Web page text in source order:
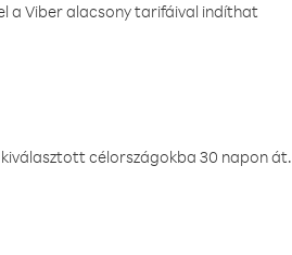
a Viber alacsony tarifáival indíthat
célországokba 30 napon át.